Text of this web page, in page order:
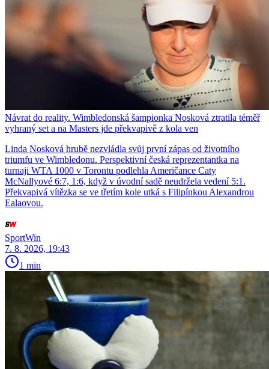
Návrat do reality. Wimbledonská šampionka Nosková ztratila téměř
vyhraný set a na Masters jde překvapivě z kola ven
Linda Nosková hrubě nezvládla svůj první zápas od životního
triumfu ve Wimbledonu. Perspektivní česká reprezentantka na
turnaji WTA 1000 v Torontu podlehla Američance Caty
McNallyové 6:7, 1:6, když v úvodní sadě neudržela vedení 5:1.
Překvapivá vítězka se ve třetím kole utká s Filipínkou Alexandrou
Ealaovou.
SportWin
7. 8. 2026, 19:43
1 min